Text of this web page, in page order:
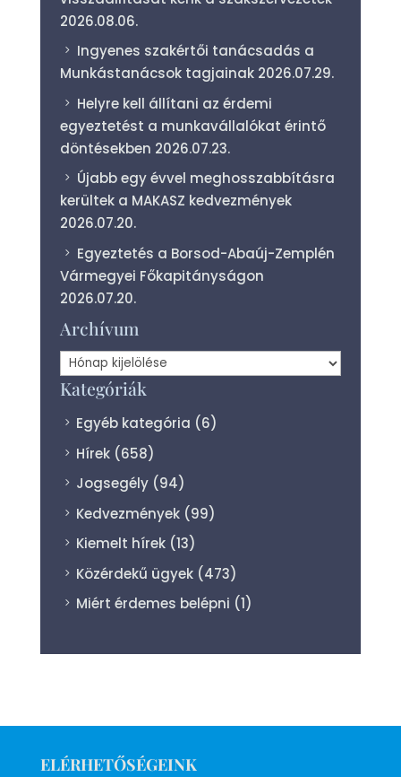
2026.08.06.
Ingyenes szakértői tanácsadás a
Munkástanácsok tagjainak 2026.07.29.
Helyre kell állítani az érdemi
egyeztetést a munkavállalókat érintő
döntésekben 2026.07.23.
Újabb egy évvel meghosszabbításra
kerültek a MAKASZ kedvezmények
2026.07.20.
Egyeztetés a Borsod-Abaúj-Zemplén
Vármegyei Főkapitányságon
2026.07.20.
Archívum
Archívum
Kategóriák
Egyéb kategória (6)
Hírek (658)
Jogsegély (94)
Kedvezmények (99)
Kiemelt hírek (13)
Közérdekű ügyek (473)
Miért érdemes belépni (1)
ELÉRHETŐSÉGEINK